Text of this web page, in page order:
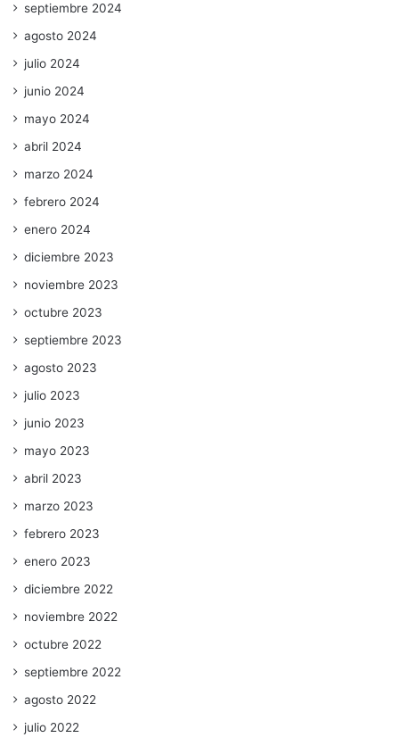
septiembre 2024
agosto 2024
julio 2024
junio 2024
mayo 2024
abril 2024
marzo 2024
febrero 2024
enero 2024
diciembre 2023
noviembre 2023
octubre 2023
septiembre 2023
agosto 2023
julio 2023
junio 2023
mayo 2023
abril 2023
marzo 2023
febrero 2023
enero 2023
diciembre 2022
noviembre 2022
octubre 2022
septiembre 2022
agosto 2022
julio 2022